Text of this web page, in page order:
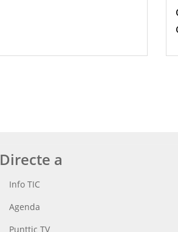
Directe a
Info TIC
Agenda
Punttic TV